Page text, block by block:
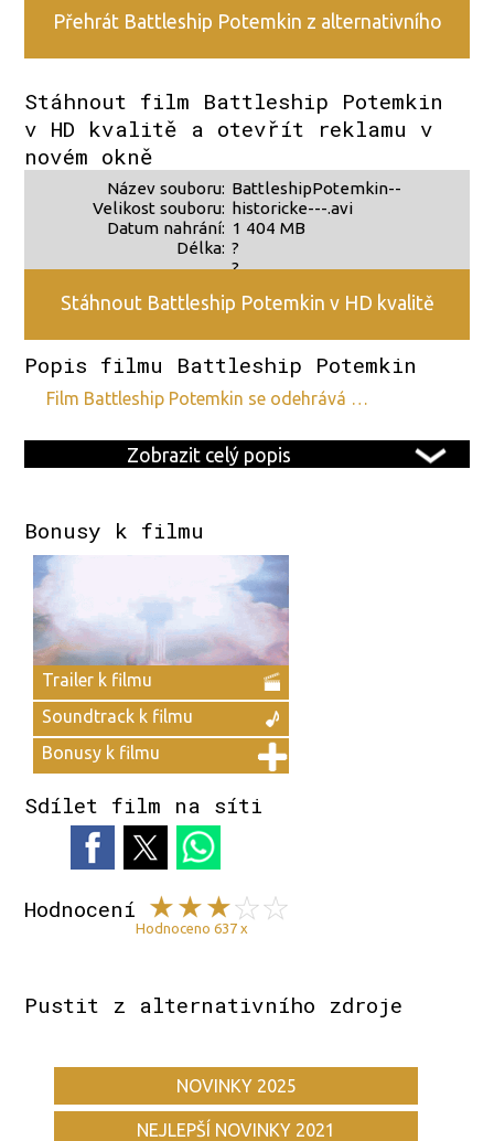
Přehrát Battleship Potemkin z alternativního
Stáhnout film Battleship Potemkin
v HD kvalitě a otevřít reklamu v
novém okně
Název souboru:
Velikost souboru:
Datum nahrání:
Délka:
BattleshipPotemkin--
historicke---.avi
1 404 MB
?
?
Stáhnout Battleship Potemkin v HD kvalitě
Popis filmu Battleship Potemkin
film Battleship Potemkin se odehrává …
Zobrazit celý popis
Bonusy k filmu
Trailer k filmu
Soundtrack k filmu
Bonusy k filmu
Sdílet film na síti
Hodnocení
Hodnoceno 637 x
Pustit z alternativního zdroje
NOVINKY 2025
NEJLEPŠÍ NOVINKY 2021